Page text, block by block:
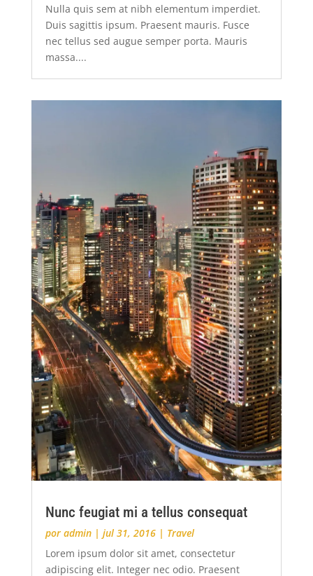
Nulla quis sem at nibh elementum imperdiet.
Duis sagittis ipsum. Praesent mauris. Fusce
nec tellus sed augue semper porta. Mauris
massa....
Nunc feugiat mi a tellus consequat
por admin| jul 31, 2016| Travel
Lorem ipsum dolor sit amet, consectetur
adipiscing elit. Integer nec odio. Praesent